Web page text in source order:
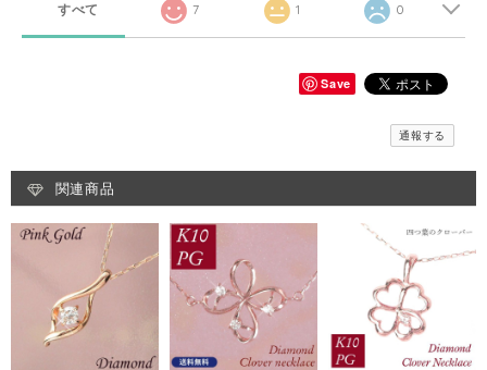
すべて 7 1 0
Save
通報する
関連商品